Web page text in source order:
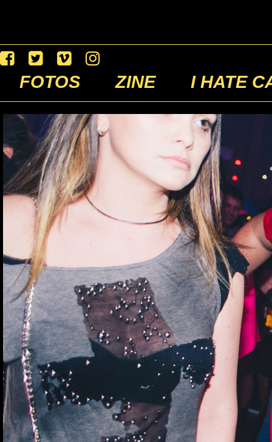
FOTOS ZINE I HATE